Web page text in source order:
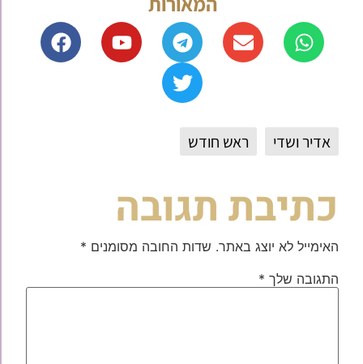
אדיר ושדי ראש חודש
כתיבת תגובה
האימייל לא יוצג באתר. שדות החובה מסומנים *
התגובה שלך *